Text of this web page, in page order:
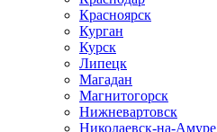
Красноярск
Курган
Курск
Липецк
Магадан
Магнитогорск
Нижневартовск
Николаевск-на-Амуре